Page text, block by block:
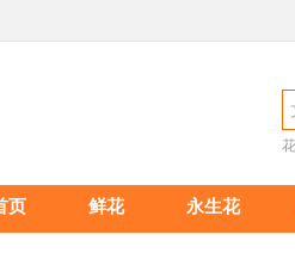
花
页 鲜花 永生花